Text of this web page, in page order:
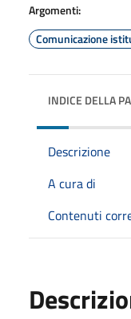
Argomenti:
Comunicazione
INDICE DELLA
Descrizione
A cura di
Contenuti